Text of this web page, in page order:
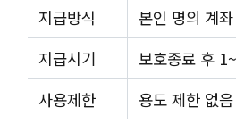
지급방식
본인 명의 계
지급시기
보호종료 후
사용제한
용도 제한 없